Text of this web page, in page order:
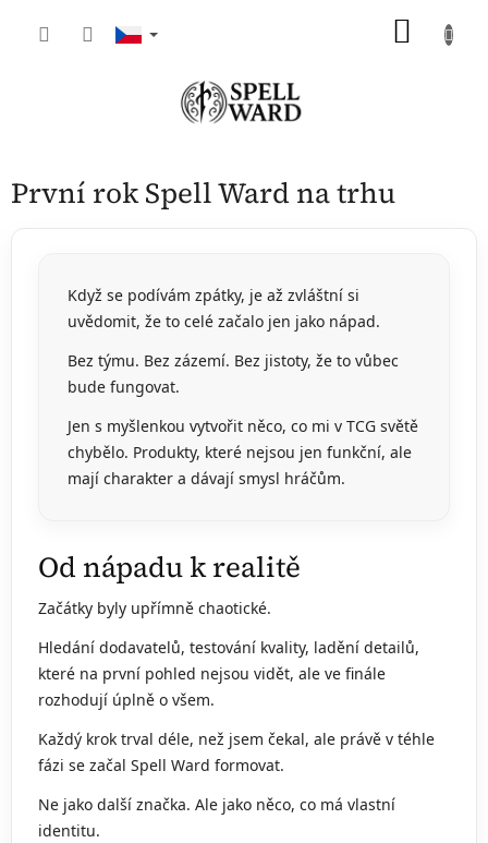
První rok Spell Ward na trhu
Když se podívám zpátky, je až zvláštní si
uvědomit, že to celé začalo jen jako nápad.
Bez týmu. Bez zázemí. Bez jistoty, že to vůbec
bude fungovat.
Jen s myšlenkou vytvořit něco, co mi v TCG světě
chybělo. Produkty, které nejsou jen funkční, ale
mají charakter a dávají smysl hráčům.
Od nápadu k realitě
Začátky byly upřímně chaotické.
Hledání dodavatelů, testování kvality, ladění detailů,
které na první pohled nejsou vidět, ale ve finále
rozhodují úplně o všem.
Každý krok trval déle, než jsem čekal, ale právě v téhle
fázi se začal Spell Ward formovat.
Ne jako další značka. Ale jako něco, co má vlastní
identitu.